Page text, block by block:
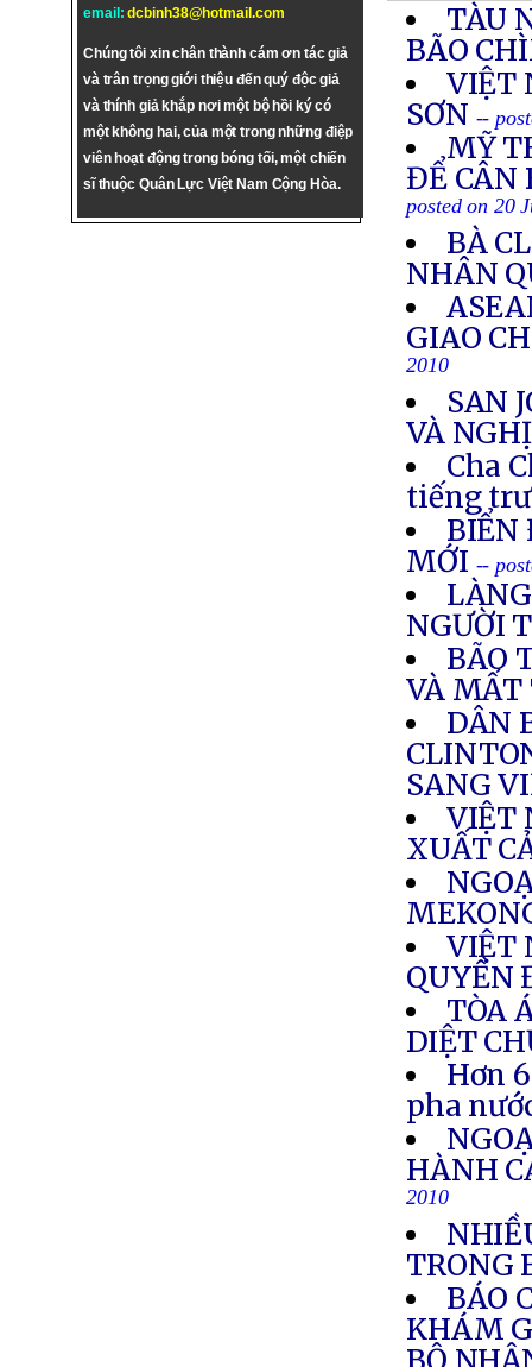
email:dcbinh38@hotmail.com
Chúng tôi xin chân thành cám ơn tác giả
và trân trọng giới thiệu đến quý độc giả
và thính giả khắp nơi một bộ hồi ký có
một không hai, của một trong những điệp
viên hoạt động trong bóng tối, một chiến
sĩ thuộc Quân Lực Việt Nam Cộng Hòa.
TÀU
BÃO
VIỆT
SƠN --
MỸ
ĐỂ CÂN
posted on 20
BÀ
NHÂN
GIAO
2010
SAN
VÀ
Cha
tiếng
BIỂN
MỚI --
NGƯỜI
BÃO
VÀ
DÂN
SANG
VIỆT
XUẤT
VIỆT
QUYỀN
TÒA
DIỆT
Hơn
pha
HÀNH
2010
TRONG
BÁO
KHÁM